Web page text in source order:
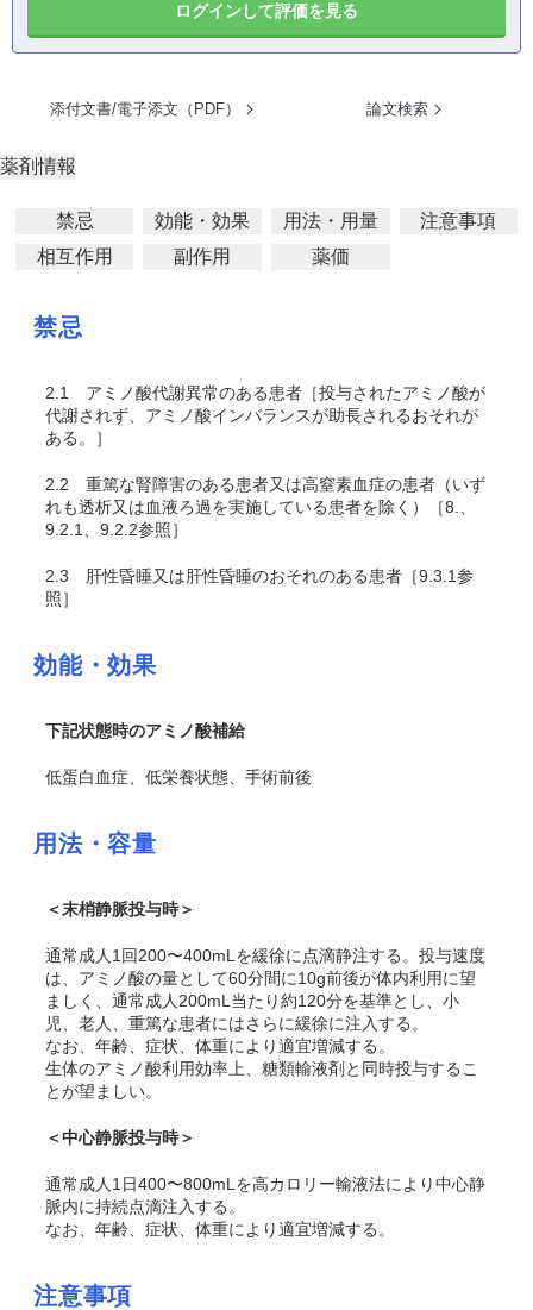
ログインして評価を見る
添付文書/電子添文（PDF） 論文検索
薬剤情報
禁忌 効能・効果 用法・用量
注意事項
相互作用
副作用 薬価
禁忌
2.1
アミノ酸代謝異常のある患者［投与されたアミノ酸が
代謝されず、アミノ酸インバランスが助長されるおそれが
ある。］
2.2 重篤な腎障害のある患者又は高窒素血症の患者（いず
れも透析又は血液ろ過を実施している患者を除く）［8.、
9.2.1、9.2.2参照］
2.3 肝性昏睡又は肝性昏睡のおそれのある患者［9.3.1参
照］
効能・効果
下記状態時のアミノ酸補給
低蛋白血症、低栄養状態、手術前後
用法・容量
＜末梢静脈投与時＞
通常成人1回200〜400mLを緩徐に点滴静注する。投与速度
は、アミノ酸の量として60分間に10g前後が体内利用に望
ましく、通常成人200mL当たり約120分を基準とし、小
児、老人、重篤な患者にはさらに緩徐に注入する。
なお、年齢、症状、体重により適宜増減する。
生体のアミノ酸利用効率上、糖類輸液剤と同時投与するこ
とが望ましい。
＜中心静脈投与時＞
通常成人1日400〜800mLを高カロリー輸液法により中心静
脈内に持続点滴注入する。
なお、年齢、症状、体重により適宜増減する。
注意事項